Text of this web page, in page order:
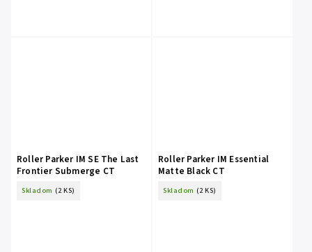
Roller Parker IM SE The Last
Frontier Submerge CT
Skladom (2 KS)
Roller Parker IM Essential
Matte Black CT
Skladom (2 KS)